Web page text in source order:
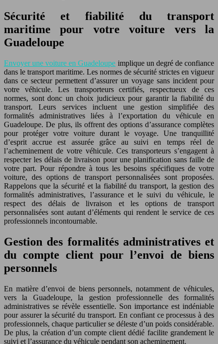
Sécurité et fiabilité du transport
maritime pour votre voiture vers la
Guadeloupe
Envoyer une voiture en Guadeloupe implique un degré de confiance
dans le transport maritime. Les normes de sécurité strictes en vigueur
dans ce secteur permettent d’assurer un voyage sans incident pour
votre véhicule. Les transporteurs certifiés, respectueux de ces
normes, sont donc un choix judicieux pour garantir la fiabilité du
transport. Leurs services incluent une gestion simplifiée des
formalités administratives liées à l’exportation du véhicule en
Guadeloupe. De plus, ils offrent des options d’assurance complètes
pour protéger votre voiture durant le voyage. Une tranquillité
d’esprit accrue est assurée grâce au suivi en temps réel de
l’acheminement de votre véhicule. Ces transporteurs s’engagent à
respecter les délais de livraison pour une planification sans faille de
votre part. Pour répondre à tous les besoins spécifiques de votre
voiture, des options de transport personnalisées sont proposées.
Rappelons que la sécurité et la fiabilité du transport, la gestion des
formalités administratives, l’assurance et le suivi du véhicule, le
respect des délais de livraison et les options de transport
personnalisées sont autant d’éléments qui rendent le service de ces
professionnels incontournable.
Gestion des formalités administratives et
du compte client pour l’envoi de biens
personnels
En matière d’envoi de biens personnels, notamment de véhicules,
vers la Guadeloupe, la gestion professionnelle des formalités
administratives se révèle essentielle. Son importance est indéniable
pour assurer la sécurité du transport. En confiant ce processus à des
professionnels, chaque particulier se déleste d’un poids considérable.
De plus, la création d’un compte client dédié facilite grandement le
suivi et l’assurance du véhicule pendant son acheminement.